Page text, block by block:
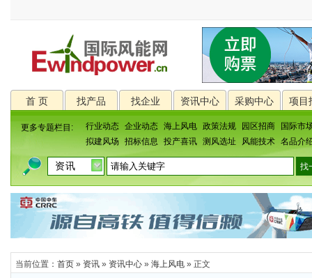
首 页 找产品 找企业 资讯中心 采购中心 项目
更多专题栏目: 行业动态 企业动态 海上风电 政策法规 园区招商
国际市
拟建风场
招标信息 投产喜讯 测风选址 风能技术 名品介
当前位置： 首页 » 资讯 » 资讯中心 » 海上风电 » 正文